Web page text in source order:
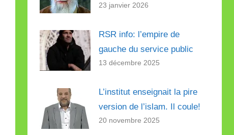
23 janvier 2026
RSR info: l’empire de
gauche du service public
13 décembre 2025
L’institut enseignait la pire
version de l’islam. Il coule!
20 novembre 2025